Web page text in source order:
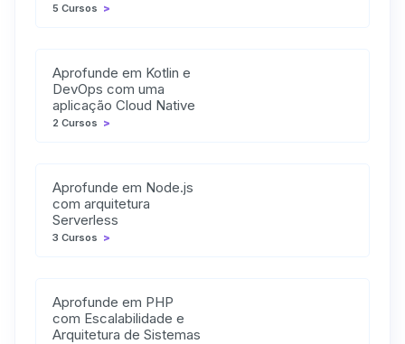
5 Cursos >
Aprofunde em Kotlin e
DevOps com uma
aplicação Cloud Native
2 Cursos >
Aprofunde em Node.js
com arquitetura
Serverless
3 Cursos >
Aprofunde em PHP
com Escalabilidade e
Arquitetura de Sistemas